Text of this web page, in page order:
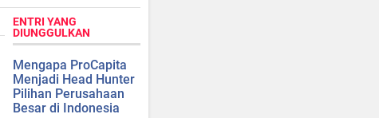
ENTRI YANG
DIUNGGULKAN
Mengapa ProCapita
Menjadi Head Hunter
Pilihan Perusahaan
Besar di Indonesia